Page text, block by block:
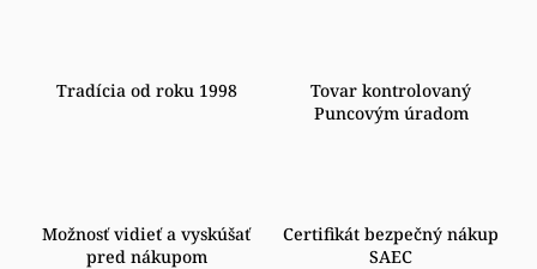
Tradícia od roku 1998
Tovar kontrolovaný
Puncovým úradom
Možnosť vidieť a vyskúšať
pred nákupom
Certifikát bezpečný nákup
SAEC